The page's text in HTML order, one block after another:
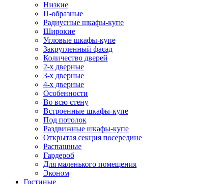
Низкие
П-образные
Радиусные шкафы-купе
Широкие
Угловые шкафы-купе
Закругленный фасад
Количество дверей
2-х дверные
3-х дверные
4-х дверные
Особенности
Во всю стену
Встроенные шкафы-купе
Под потолок
Раздвижные шкафы-купе
Открытая секция посередине
Распашные
Гардероб
Для маленького помещения
Эконом
Гостиные